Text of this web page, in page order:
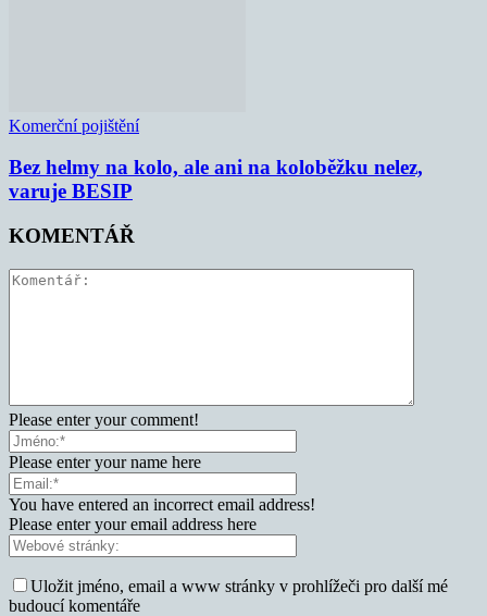
Komerční pojištění
Bez helmy na kolo, ale ani na koloběžku nelez,
varuje BESIP
KOMENTÁŘ
Please enter your comment!
Please enter your name here
You have entered an incorrect email address!
Please enter your email address here
Uložit jméno, email a www stránky v prohlížeči pro další mé
budoucí komentáře